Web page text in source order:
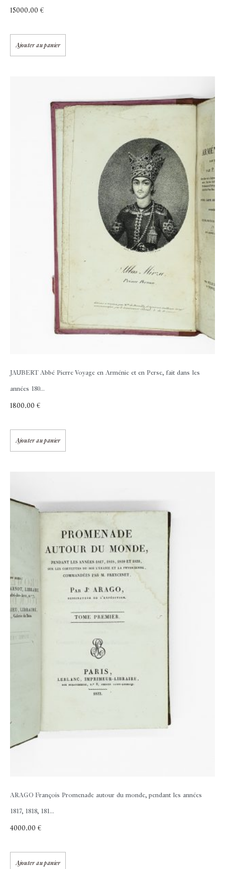
15000,00 €
Ajouter au panier
JAUBERT Abbé Pierre Voyage en Arménie et en Perse, fait dans les
années 180...
1800,00 €
Ajouter au panier
ARAGO François Promenade autour du monde, pendant les années
1817, 1818, 181...
4000,00 €
Ajouter au panier